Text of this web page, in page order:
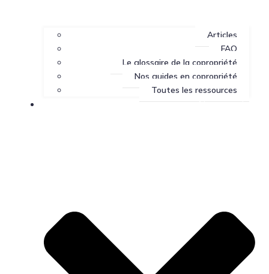
Articles
FAQ
Le glossaire de la copropriété
Nos guides en copropriété
Toutes les ressources
Nous joindre